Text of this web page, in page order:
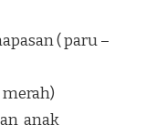
( paru –
merah)
anak